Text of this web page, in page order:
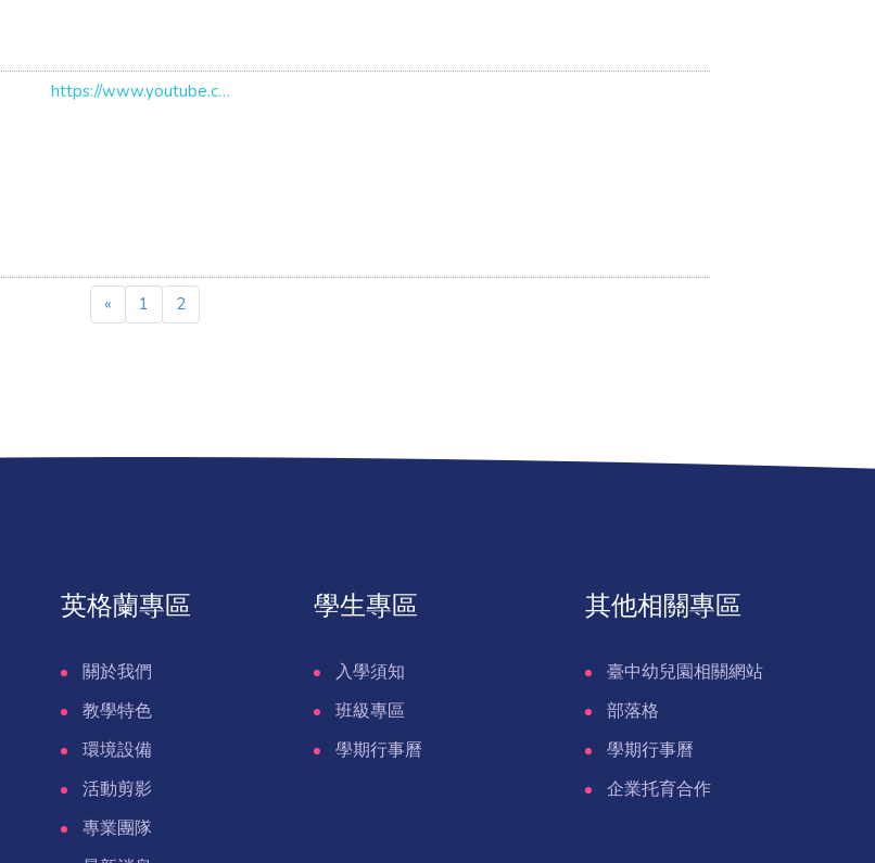
https://www.youtube.com/watch?v=1YgCVGqD6Qw
« 1 2
英格蘭專區
關於我們
教學特色
環境設備
活動剪影
專業團隊
學生專區
入學須知
班級專區
學期行事曆
其他相關專區
臺中幼兒園相關網站
部落格
學期行事曆
企業托育合作